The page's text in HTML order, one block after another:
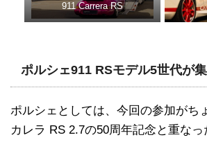
911 Carrera RS
ポルシェ911 RSモデル5世代が
ポルシェとしては、今回の参加がち
カレラ RS 2.7の50周年記念と重なっ